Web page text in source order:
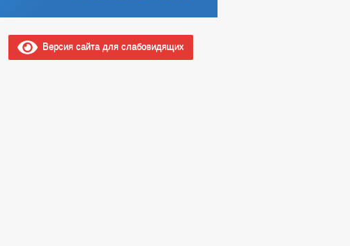
Версия сайта для слабовидящих